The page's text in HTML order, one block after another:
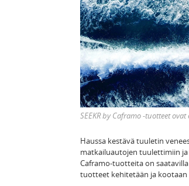
SEEKR by Caframo -tuotteet
Haussa kestävä tuuletin
matkailuautojen tuulettimiin
Caframo-tuotteita on
tuotteet kehitetään ja kootaan